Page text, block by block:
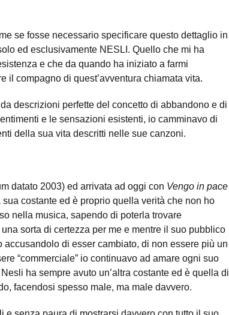
se fosse necessario specificare questo dettaglio in
ed esclusivamente NESLI. Quello che mi ha
e che da quando ha iniziato a farmi
il compagno di quest’avventura chiamata vita.
descrizioni perfette del concetto di abbandono e di
e le sensazioni esistenti, io camminavo di
della sua vita descritti nelle sue canzoni.
datato 2003) ed arrivata ad oggi con Vengo in pace
costante ed è proprio quella verità che non ho
nella musica, sapendo di poterla trovare
sorta di certezza per me e mentre il suo pubblico
di esser cambiato, di non essere più un
“commerciale” io continuavo ad amare ogni suo
ha sempre avuto un’altra costante ed è quella di
facendosi spesso male, ma male davvero.